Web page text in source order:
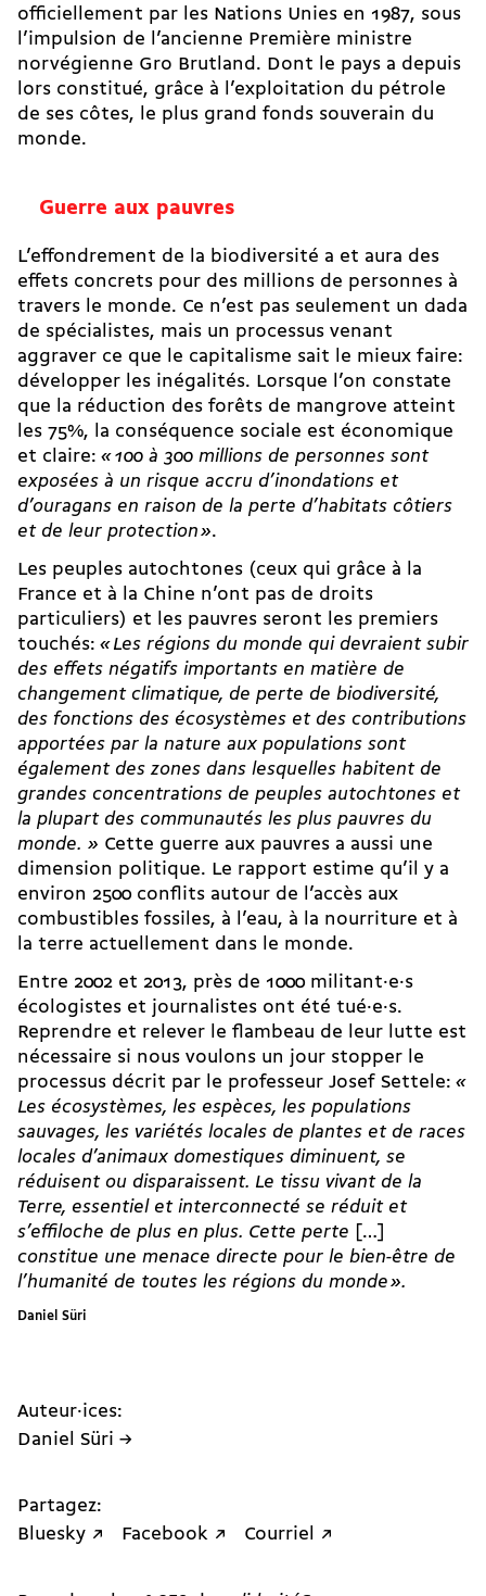
officiellement par les Nations Unies en 1987, sous
l’impulsion de l’ancienne Première ministre
norvégienne Gro Brutland. Dont le pays a depuis
lors constitué, grâce à l’exploitation du pétrole
de ses côtes, le plus grand fonds souverain du
monde.
Guerre aux pauvres
L’effondrement de la biodiversité a et aura des
effets concrets pour des millions de personnes à
travers le monde. Ce n’est pas seulement un dada
de spécialistes, mais un processus venant
aggraver ce que le capitalisme sait le mieux faire:
développer les inégalités. Lorsque l’on constate
que la réduction des forêts de mangrove atteint
les 75%, la conséquence sociale est économique
et claire: « 100 à 300 millions de personnes sont
exposées à un risque accru d’inondations et
d’ouragans en raison de la perte d’habitats côtiers
et de leur protection ».
Les peuples autochtones (ceux qui grâce à la
France et à la Chine n’ont pas de droits
particuliers) et les pauvres seront les premiers
touchés: « Les régions du monde qui devraient subir
des effets négatifs importants en matière de
changement climatique, de perte de biodiversité,
des fonctions des écosystèmes et des contributions
apportées par la nature aux populations sont
également des zones dans lesquelles habitent de
grandes concentrations de peuples autochtones et
la plupart des communautés les plus pauvres du
monde. » Cette guerre aux pauvres a aussi une
dimension politique. Le rapport estime qu’il y a
environ 2500 conflits autour de l’accès aux
combustibles fossiles, à l’eau, à la nourriture et à
la terre actuellement dans le monde.
Entre 2002 et 2013, près de 1000 militant·e·s
écologistes et journalistes ont été tué·e·s.
Reprendre et relever le flambeau de leur lutte est
nécessaire si nous voulons un jour stopper le
processus décrit par le professeur Josef Settele: «
Les écosystèmes, les espèces, les populations
sauvages, les variétés locales de plantes et de races
locales d’animaux domestiques diminuent, se
réduisent ou disparaissent. Le tissu vivant de la
Terre, essentiel et interconnecté se réduit et
s’effiloche de plus en plus. Cette perte
[…]
constitue une menace directe pour le bien-être de
l’humanité de toutes les régions du monde ».
Daniel Süri
Auteur·ices:
Daniel Süri →
Partagez:
Bluesky ↗
Facebook ↗ Courriel ↗